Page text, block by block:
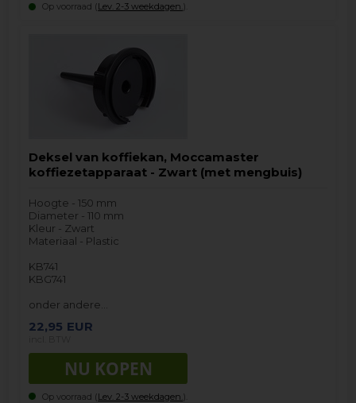
Op voorraad (Lev. 2-3 weekdagen. ).
Deksel van koffiekan, Moccamaster
koffiezetapparaat - Zwart (met mengbuis)
Hoogte - 150 mm
Diameter - 110 mm
Kleur - Zwart
Materiaal - Plastic
KB741
KBG741
onder andere…
22,95 EUR
Op voorraad (Lev. 2-3 weekdagen. ).